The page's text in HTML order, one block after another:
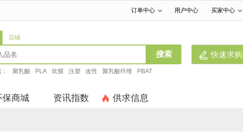
订单中心 用户中心 买家中心
店铺
搜索 快速求购
聚乳酸 PLA 吹膜 注塑 改性 聚乳酸纤维 PBAT
保商城 资讯指数 供求信息